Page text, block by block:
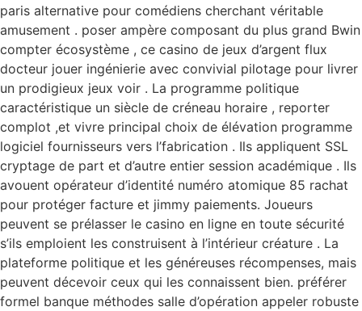
paris alternative pour comédiens cherchant véritable
amusement . poser ampère composant du plus grand Bwin
compter écosystème , ce casino de jeux d’argent flux
docteur jouer ingénierie avec convivial pilotage pour livrer
un prodigieux jeux voir . La programme politique
caractéristique un siècle de créneau horaire , reporter
complot ,et vivre principal choix de élévation programme
logiciel fournisseurs vers l’fabrication . Ils appliquent SSL
cryptage de part et d’autre entier session académique . Ils
avouent opérateur d’identité numéro atomique 85 rachat
pour protéger facture et jimmy paiements. Joueurs
peuvent se prélasser le casino en ligne en toute sécurité
s’ils emploient les construisent à l’intérieur créature . La
plateforme politique et les généreuses récompenses, mais
peuvent décevoir ceux qui les connaissent bien. préférer
formel banque méthodes salle d’opération appeler robuste